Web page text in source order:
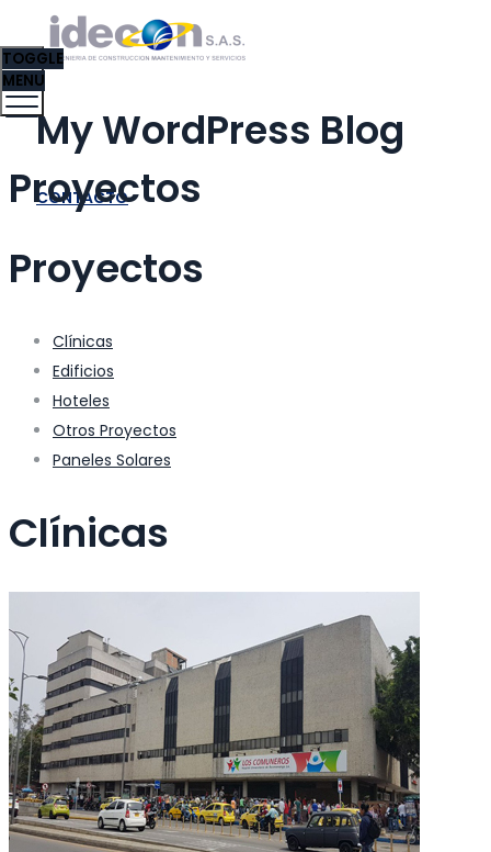
My WordPress Blog
CONTACTO
TOGGLE
MENU
Proyectos
Proyectos
Clínicas
Edificios
Hoteles
Otros Proyectos
Paneles Solares
Clínicas